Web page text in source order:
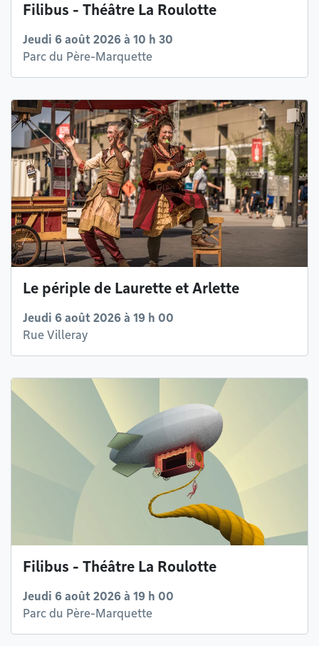
Filibus - Théâtre La Roulotte
Jeudi 6 août 2026 à 10 h 30
Parc du Père-Marquette
Le périple de Laurette et Arlette
Jeudi 6 août 2026 à 19 h 00
Rue Villeray
Filibus - Théâtre La Roulotte
Jeudi 6 août 2026 à 19 h 00
Parc du Père-Marquette